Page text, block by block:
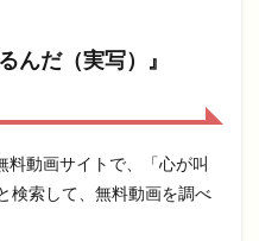
んだ（実写）』
動画サイトで、「心が叫
検索して、無料動画を調べ